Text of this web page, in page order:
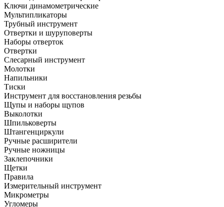
Ключи динамометрические
Мультипликаторы
Трубный инструмент
Отвертки и шуруповерты
Наборы отверток
Отвертки
Слесарный инструмент
Молотки
Напильники
Тиски
Инструмент для восстановления резьбы
Щупы и наборы щупов
Выколотки
Шпильковерты
Штангенциркули
Ручные расширители
Ручные ножницы
Заклепочники
Щетки
Правила
Измерительный инструмент
Микрометры
Угломеры